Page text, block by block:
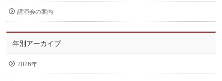
講演会の案内
年別アーカイブ
2026年